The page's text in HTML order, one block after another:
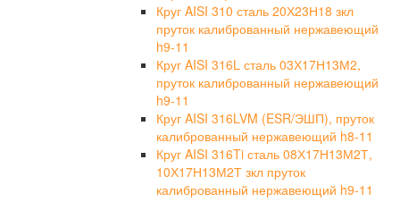
Круг AISI 310 сталь 20Х23Н18 зкл
пруток калиброванный нержавеющий
h9-11
Круг AISI 316L сталь 03Х17Н13М2,
пруток калиброванный нержавеющий
h9-11
Круг AISI 316LVM (ESR/ЭШП), пруток
калиброванный нержавеющий h8-11
Круг AISI 316Ti сталь 08Х17Н13М2Т,
10Х17Н13М2Т зкл пруток
калиброванный нержавеющий h9-11